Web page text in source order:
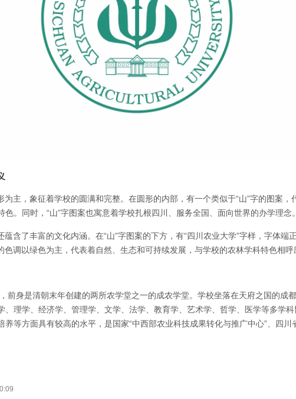
主，象征着学校的圆满和完整。在圆形的内部，有一个类似于“山”字的图案，
。同时，“山”字图案也寓意着学校扎根四川、服务全国、面向世界的办学理念。
含了丰富的文化内涵。在“山”字图案的下方，有“四川农业大学”字样，字体端
调以绿色为主，代表着自然、生态和可持续发展，与学校的农林学科特色相呼
前身是清朝末年创建的两所农学堂之一的成农学堂。学校坐落在天府之国的成
、理学、经济学、管理学、文学、法学、教育学、艺术学、哲学、医学等多学
养等方面具有较高的水平，是国家“中西部农业科技成果转化与推广中心”、四川